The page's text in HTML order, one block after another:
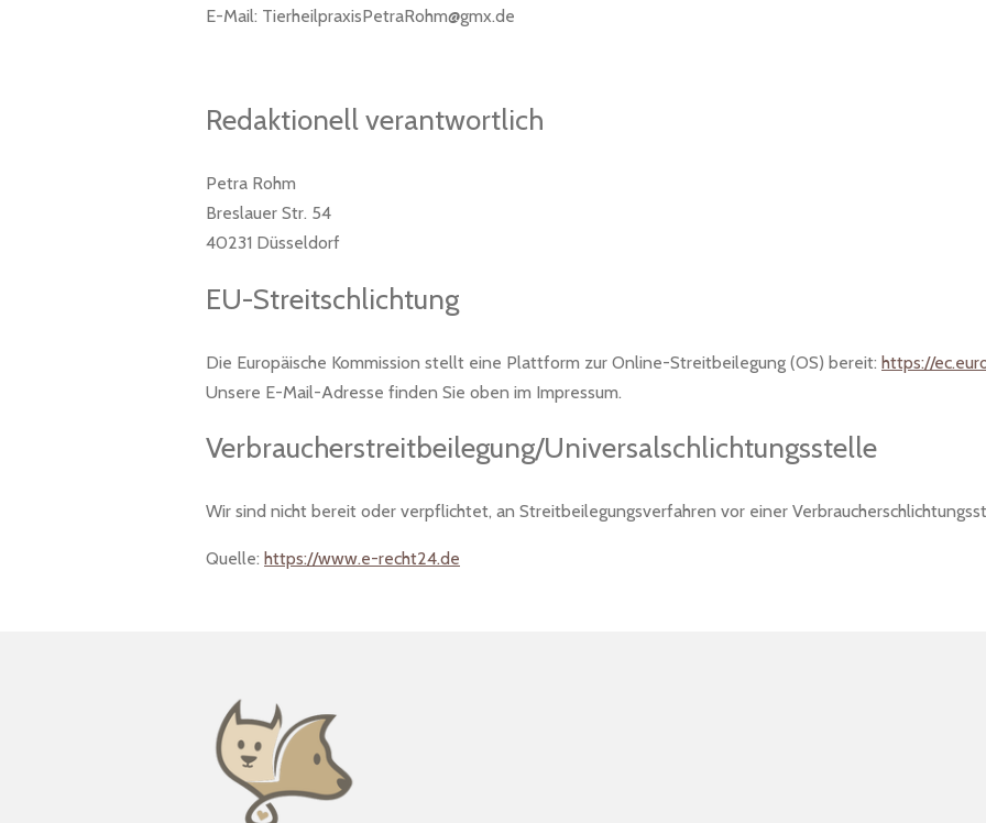
E-Mail: TierheilpraxisPetraRohm@gmx.de
Redaktionell verantwortlich
Petra Rohm
Breslauer Str. 54
40231 Düsseldorf
EU-Streitschlichtung
Die Europäische Kommission stellt eine Plattform zur Online-Streitbeilegung (OS) bereit: https://
Unsere E-Mail-Adresse finden Sie oben im Impressum.
Verbraucher­streit­beilegung/Universal­schlichtungs­stelle
Wir sind nicht bereit oder verpflichtet, an Streitbeilegungsverfahren vor einer
Quelle: https://www.e-recht24.de